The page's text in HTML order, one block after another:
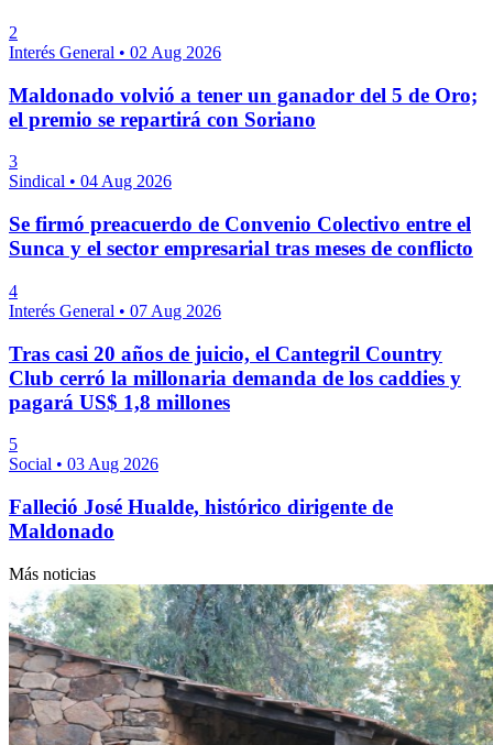
2
Interés General • 02 Aug 2026
Maldonado volvió a tener un ganador del 5 de Oro;
el premio se repartirá con Soriano
3
Sindical • 04 Aug 2026
Se firmó preacuerdo de Convenio Colectivo entre el
Sunca y el sector empresarial tras meses de conflicto
4
Interés General • 07 Aug 2026
Tras casi 20 años de juicio, el Cantegril Country
Club cerró la millonaria demanda de los caddies y
pagará US$ 1,8 millones
5
Social • 03 Aug 2026
Falleció José Hualde, histórico dirigente de
Maldonado
Más noticias